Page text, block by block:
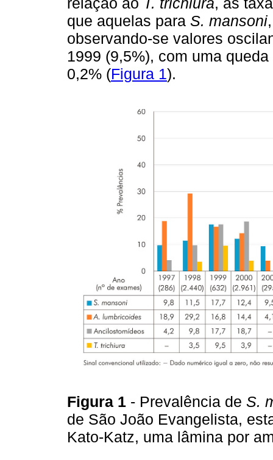
que aquelas para S. mansoni
observando-se valores
1999 (9,5%), com uma
0,2% (Figura 1).
Figura 1 - Prevalência de S.
de São João Evangelista,
Kato-Katz, uma lâmina por